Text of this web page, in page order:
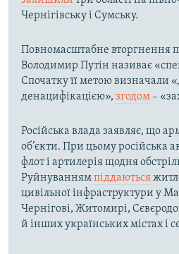
Чернігівську і Сумську.
Повномасштабне вторгнення
Володимир Путін називає
Спочатку її метою визначали
денацифікацією», згодом–
Російська влада заявляє, що
об’єкти. При цьому російська
флот і артилерія щодня
Руйнуваннямпіддаються
цивільної інфраструктури у
Чернігові, Житомирі,
й інших українських містах і